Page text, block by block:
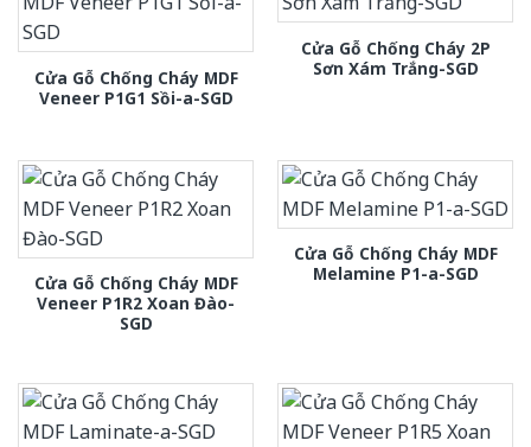
Cửa Gỗ Chống Cháy MDF
Veneer P1G1 Sồi-a-SGD
Cửa Gỗ Chống Cháy 2P
Sơn Xám Trắng-SGD
Cửa Gỗ Chống Cháy MDF
Veneer P1R2 Xoan Đào-
SGD
Cửa Gỗ Chống Cháy MDF
Melamine P1-a-SGD